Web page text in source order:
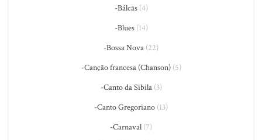
-Bálcãs(4)
-Blues(14)
-Bossa Nova (22)
-Canção francesa (Chanson)(5)
-Canto da Sibila(3)
-Canto Gregoriano (13)
-Carnaval (7)